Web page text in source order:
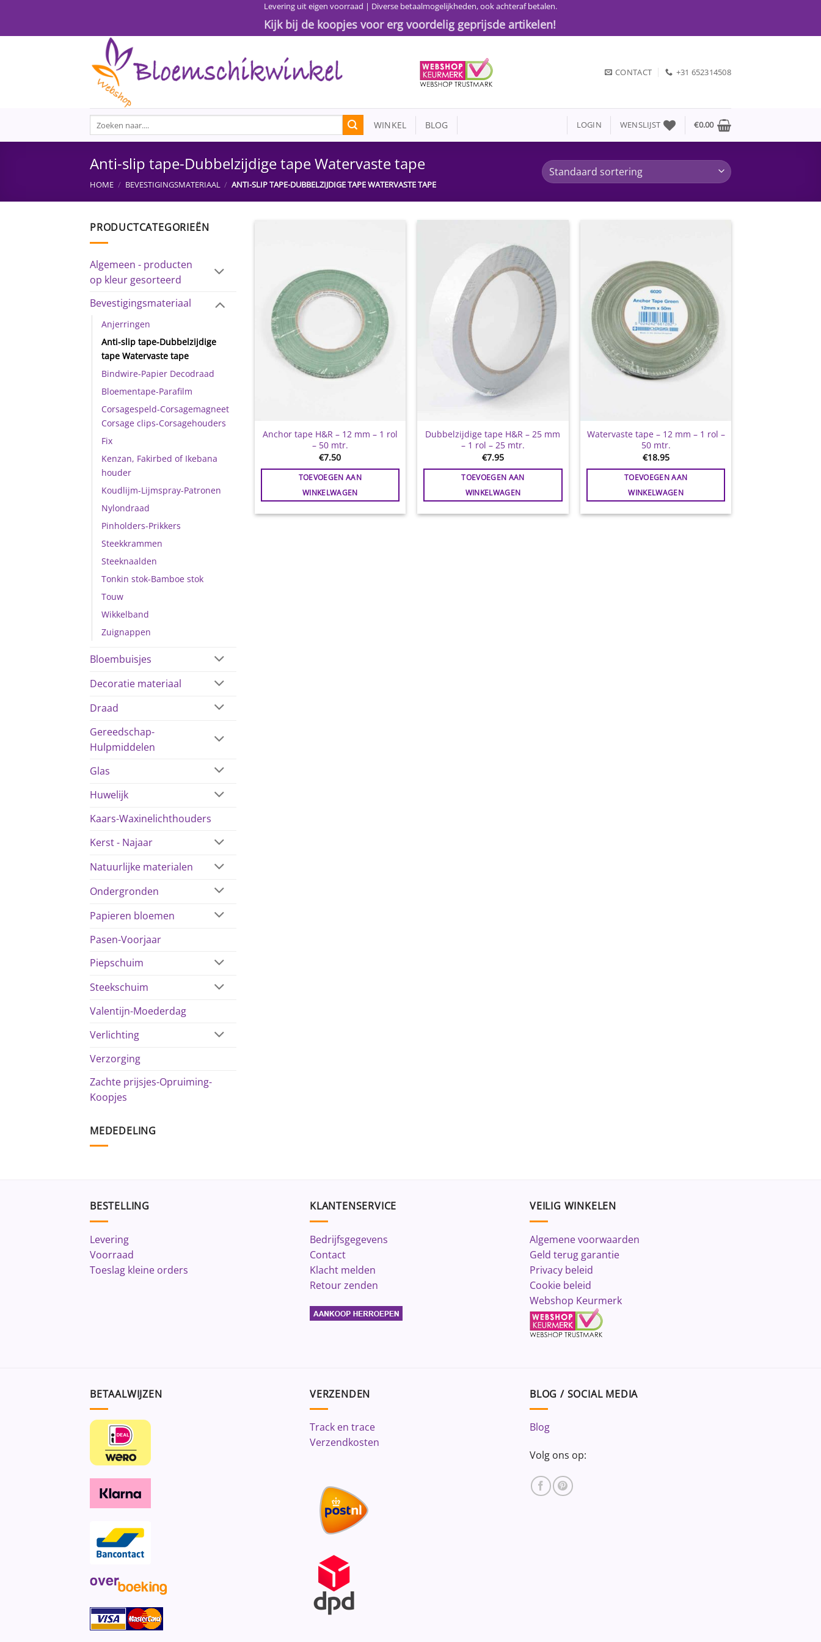
inhoud
Levering uit eigen voorraad | Diverse betaalmogelijkheden, ook achteraf betalen.
Kijk bij de koopjes voor erg voordelig geprijsde artikelen!
CONTACT +31 652314508
Zoeken
naar:
WINKEL BLOG LOGIN WENSLIJST €0.00
Anti-slip tape-Dubbelzijdige tape Watervaste tape
HOME / BEVESTIGINGSMATERIAAL / ANTI-SLIP TAPE-DUBBELZIJDIGE TAPE WATERVASTE TAPE
PRODUCTCATEGORIEËN
Algemeen - producten
op kleur gesorteerd
Bevestigingsmateriaal
Anjerringen
Anti-slip tape-Dubbelzijdige
tape Watervaste tape
Bindwire-Papier Decodraad
Bloementape-Parafilm
Corsagespeld-Corsagemagneet
Corsage clips-Corsagehouders
Fix
Kenzan, Fakirbed of Ikebana
houder
Koudlijm-Lijmspray-Patronen
Nylondraad
Pinholders-Prikkers
Steekkrammen
Steeknaalden
Tonkin stok-Bamboe stok
Touw
Wikkelband
Zuignappen
Bloembuisjes
Decoratie materiaal
Draad
Gereedschap-
Hulpmiddelen
Glas
Huwelijk
Kaars-Waxinelichthouders
Kerst - Najaar
Natuurlijke materialen
Ondergronden
Papieren bloemen
Pasen-Voorjaar
Piepschuim
Steekschuim
Valentijn-Moederdag
Verlichting
Verzorging
Zachte prijsjes-Opruiming-
Koopjes
MEDEDELING
Anchor tape H&R – 12 mm – 1 rol
– 50 mtr.
€7.50
TOEVOEGEN AAN
WINKELWAGEN
Toevoegen
aan
wenslijst
Dubbelzijdige tape H&R – 25 mm
– 1 rol – 25 mtr.
€7.95
TOEVOEGEN AAN
WINKELWAGEN
wenslijst
Watervaste tape – 12 mm – 1 rol –
50 mtr.
€18.95
TOEVOEGEN AAN
WINKELWAGEN
BESTELLING
Levering
Voorraad
Toeslag kleine orders
KLANTENSERVICE
Bedrijfsgegevens
Contact
Klacht melden
Retour zenden
VEILIG WINKELEN
Algemene voorwaarden
Geld terug garantie
Privacy beleid
Cookie beleid
Webshop Keurmerk
BETAALWIJZEN VERZENDEN
Track en trace
Verzendkosten
BLOG / SOCIAL MEDIA
Blog
Volg ons op: